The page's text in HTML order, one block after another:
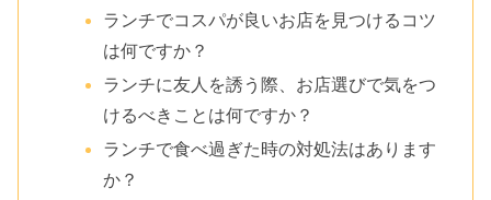
ランチでコスパが良いお店を見つけるコツ
は何ですか？
ランチに友人を誘う際、お店選びで気をつ
けるべきことは何ですか？
ランチで食べ過ぎた時の対処法はあります
か？